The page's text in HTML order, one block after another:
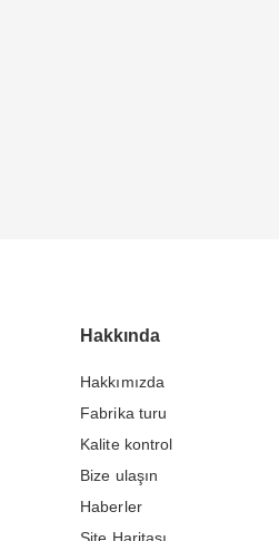
Hakkında
Hakkımızda
Fabrika turu
Kalite kontrol
Bize ulaşın
Haberler